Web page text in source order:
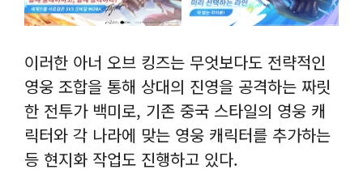
이러한 아너 오브 킹즈는 무엇보다도 전략적인
영웅 조합을 통해 상대의 진영을 공격하는 짜릿
한 전투가 백미로, 기존 중국 스타일의 영웅 캐
릭터와 각 나라에 맞는 영웅 캐릭터를 추가하는
등 현지화 작업도 진행하고 있다.